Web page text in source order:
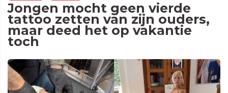
Jongen mocht geen vierde
tattoo zetten van zijn ouders,
maar deed het op vakantie
toch